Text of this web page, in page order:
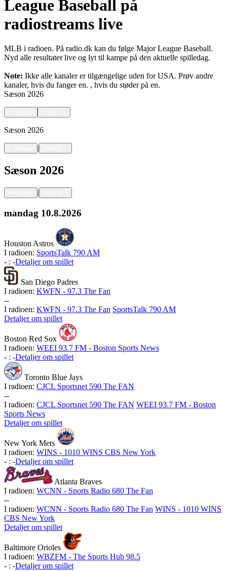
League Baseball på
radiostreams live
MLB i radioen. På radio.dk kan du følge Major League Baseball.
Nyd alle resultater live og lyt til kampe på den aktuelle spilledag.
Note: Ikke alle kanaler er tilgængelige uden for USA. Prøv andre
kanaler, hvis du fanger en. , hvis du støder på en.
Sæson 2026
Sæson 2026
|
Sæson 2026
|
mandag 10.8.2026
Houston Astros
I radioen: SportsTalk 790 AM
- : -Detaljer om spillet
San Diego Padres
I radioen: KWFN - 97.3 The Fan
--
I radioen: KWFN - 97.3 The Fan SportsTalk 790 AM
Detaljer om spillet
Boston Red Sox
I radioen: WEEI 93.7 FM - Boston Sports News
- : -Detaljer om spillet
Toronto Blue Jays
I radioen: CJCL Sportsnet 590 The FAN
--
I radioen: CJCL Sportsnet 590 The FAN WEEI 93.7 FM - Boston
Sports News
Detaljer om spillet
New York Mets
I radioen: WINS - 1010 WINS CBS New York
- : -Detaljer om spillet
Atlanta Braves
I radioen: WCNN - Sports Radio 680 The Fan
--
I radioen: WCNN - Sports Radio 680 The Fan WINS - 1010 WINS
CBS New York
Detaljer om spillet
Baltimore Orioles
I radioen: WBZFM - The Sports Hub 98.5
- : -Detaljer om spillet